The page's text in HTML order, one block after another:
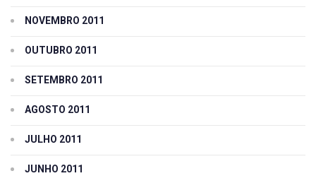
NOVEMBRO 2011
OUTUBRO 2011
SETEMBRO 2011
AGOSTO 2011
JULHO 2011
JUNHO 2011